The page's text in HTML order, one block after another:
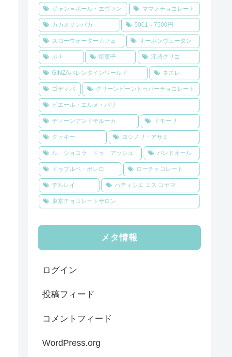
ジャン＝ポール・エヴァン ママノチョコレート
カカオサンパカ 5001～7500円
スローウォーターカフェ オーボンヴュータン
ボナ 焼菓子 江崎グリコ
GINZAバレンタインワールド ネスレ
ゴディバ グリーンビーントゥバーチョコレート
ピエール・エルメ・パリ
ディーンアンドデルーカ ドモーリ
クッキー ヨシノリ・アサミ
ル ショコラ ドゥ アッシュ パレドオール
ドゥブルベ・ボレロ ローチョコレート
デルレイ パティシエ エス コヤマ
東京チョコレートサロン
メタ情報
ログイン
投稿フィード
コメントフィード
WordPress.org